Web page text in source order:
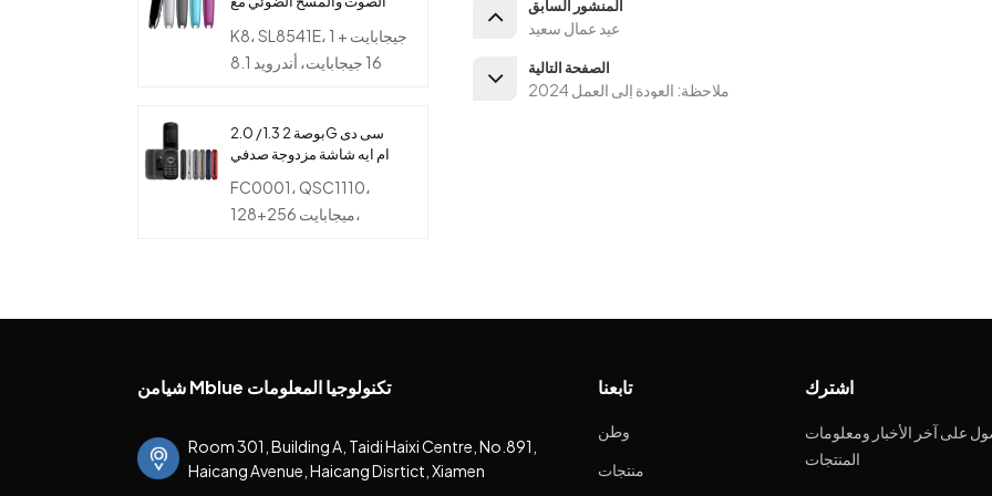
المنشور السابق
عيد عمال سعيد
الصفحة التالية
ملاحظة: العودة إلى العمل 2024
K8، SL8541E، 1 جيجابايت +
16 جيجابايت، أندرويد 8.1
2.0 / 1.3 بوصة 2G سى دى
ام ايه شاشة مزدوجة صدفي
وكاميرا
FC0001، QSC1110،
128+256 ميجابايت،
شيامن Mblue تكنولوجيا المعلومات
Room 301, Building A, Taidi Haixi Centre, No.891,
Haicang Avenue, Haicang Disrtict, Xiamen
تابعنا
وطن
منتجات
اشترك
على آخر الأخبار ومعلومات
المنتجات